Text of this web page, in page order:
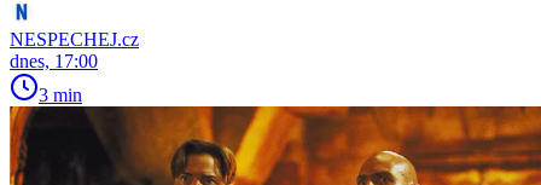
NESPECHEJ.cz
dnes, 17:00
3 min